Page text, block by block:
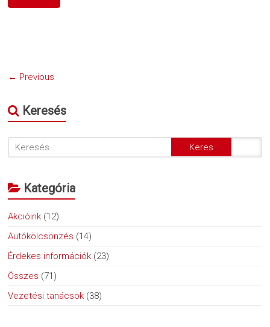
← Previous
Keresés
Kategória
Akcióink (12)
Autókölcsönzés (14)
Érdekes információk (23)
Összes (71)
Vezetési tanácsok (38)